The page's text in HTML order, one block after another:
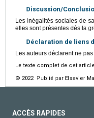
Discussion/
Les inégalités sociales de
elles sont présentes dès la
Déclaration de liens
Les auteurs déclarent ne
Le texte complet de cet
© 2022 Publié par Elsevier
ACCÈS RAPIDES